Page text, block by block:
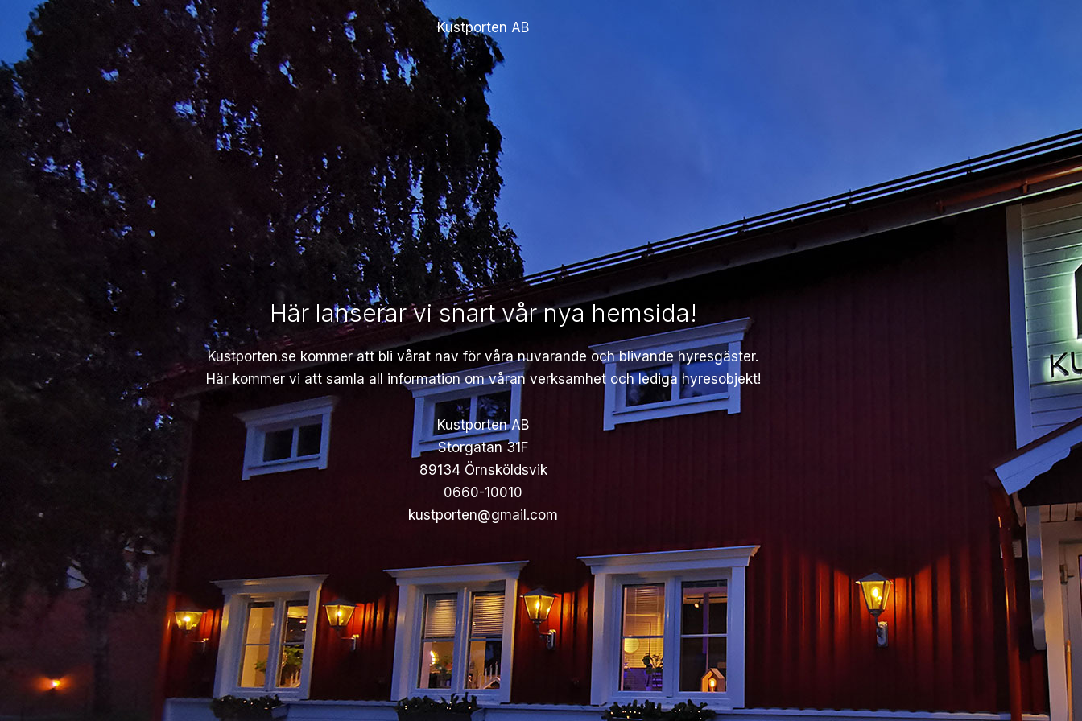
Kustporten AB
Här lanserar vi snart vår nya hemsida!
Kustporten.se kommer att bli vårat nav för våra nuvarande och blivande hyresgäster.
Här kommer vi att samla all information om våran verksamhet och lediga hyresobjekt!
Kustporten AB
Storgatan 31F
89134 Örnsköldsvik
0660-10010
kustporten@gmail.com